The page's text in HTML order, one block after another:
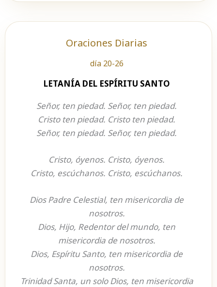
Oraciones Diarias
día 20-26
LETANÍA DEL ESPÍRITU SANTO
Señor, ten piedad. Señor, ten piedad.
Cristo ten piedad. Cristo ten piedad.
Señor, ten piedad. Señor, ten piedad.
Cristo, óyenos. Cristo, óyenos.
Cristo, escúchanos. Cristo, escúchanos.
Dios Padre Celestial, ten misericordia de
nosotros.
Dios, Hijo, Redentor del mundo, ten
misericordia de nosotros.
Dios, Espíritu Santo, ten misericordia de
nosotros.
Trinidad Santa, un solo Dios, ten misericordia